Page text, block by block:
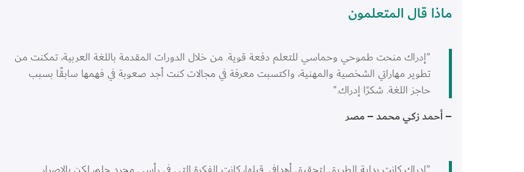
ماذا قال المتعلمون
"إدراك منحت طموحي وحماسي للتعلم دفعة قوية. من خلال الدورات المقدمة باللغة العربية، تمكنت من
تطوير مهاراتي الشخصية والمهنية، واكتسبت معرفة في مجالات كنت أجد صعوبة في فهمها سابقًا بسبب
حاجز اللغة. شكرًا إدراك."
– أحمد زكي محمد – مصر